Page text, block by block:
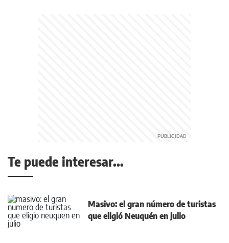
Te puede interesar...
Masivo: el gran número de turistas
que eligió Neuquén en julio